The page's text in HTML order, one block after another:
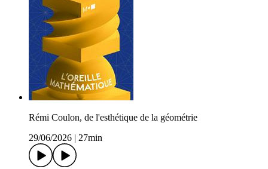
Rémi Coulon, de l'esthétique de la géométrie
29/06/2026
27min